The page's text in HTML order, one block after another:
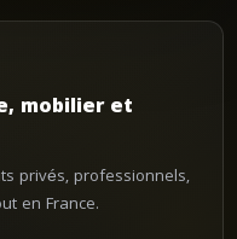
mobilier et
privés, professionnels,
en France.